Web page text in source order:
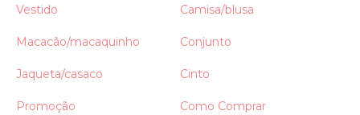
Vestido Camisa/blusa
Macacão/macaquinho Conjunto
Jaqueta/casaco Cinto
Promoção Como Comprar